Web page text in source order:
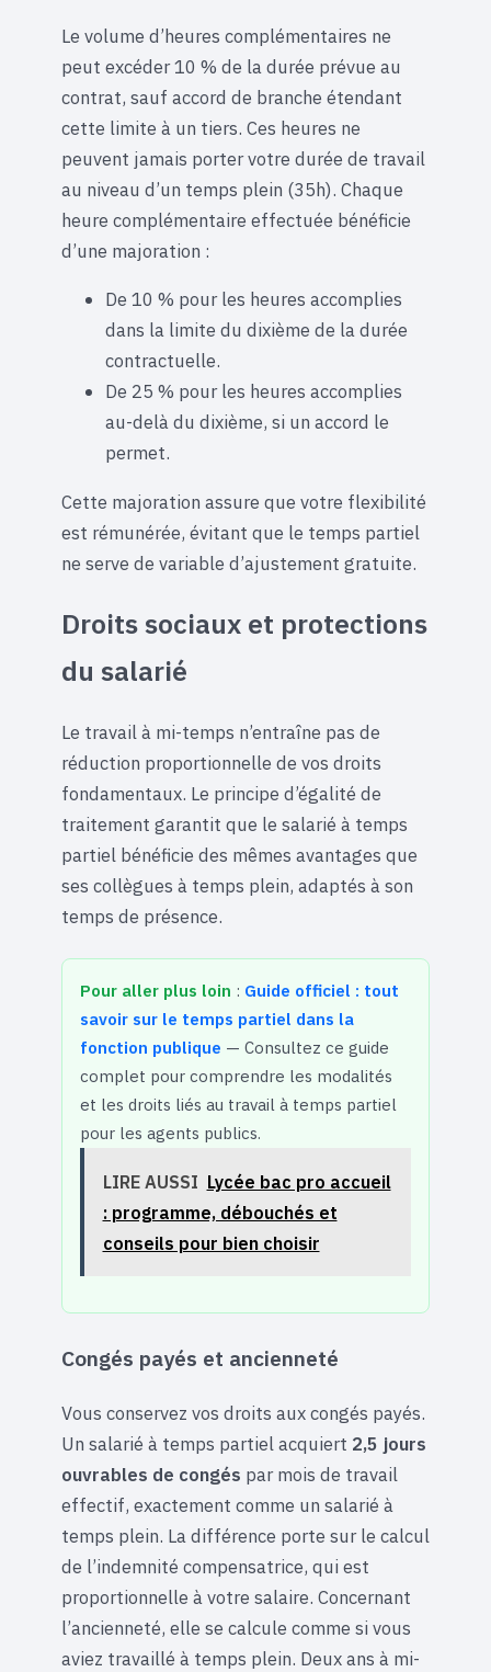
Le volume d’heures complémentaires ne
peut excéder 10 % de la durée prévue au
contrat, sauf accord de branche étendant
cette limite à un tiers. Ces heures ne
peuvent jamais porter votre durée de travail
au niveau d’un temps plein (35h). Chaque
heure complémentaire effectuée bénéficie
d’une majoration :
De 10 % pour les heures accomplies
dans la limite du dixième de la durée
contractuelle.
De 25 % pour les heures accomplies
au-delà du dixième, si un accord le
permet.
Cette majoration assure que votre flexibilité
est rémunérée, évitant que le temps partiel
ne serve de variable d’ajustement gratuite.
Droits sociaux et protections
du salarié
Le travail à mi-temps n’entraîne pas de
réduction proportionnelle de vos droits
fondamentaux. Le principe d’égalité de
traitement garantit que le salarié à temps
partiel bénéficie des mêmes avantages que
ses collègues à temps plein, adaptés à son
temps de présence.
Pour aller plus loin : Guide officiel : tout
savoir sur le temps partiel dans la
fonction publique — Consultez ce guide
complet pour comprendre les modalités
et les droits liés au travail à temps partiel
pour les agents publics.
LIRE AUSSI Lycée bac pro accueil
: programme, débouchés et
conseils pour bien choisir
Congés payés et ancienneté
Vous conservez vos droits aux congés payés.
Un salarié à temps partiel acquiert 2,5 jours
ouvrables de congés par mois de travail
effectif, exactement comme un salarié à
temps plein. La différence porte sur le calcul
de l’indemnité compensatrice, qui est
proportionnelle à votre salaire. Concernant
l’ancienneté, elle se calcule comme si vous
aviez travaillé à temps plein. Deux ans à mi-